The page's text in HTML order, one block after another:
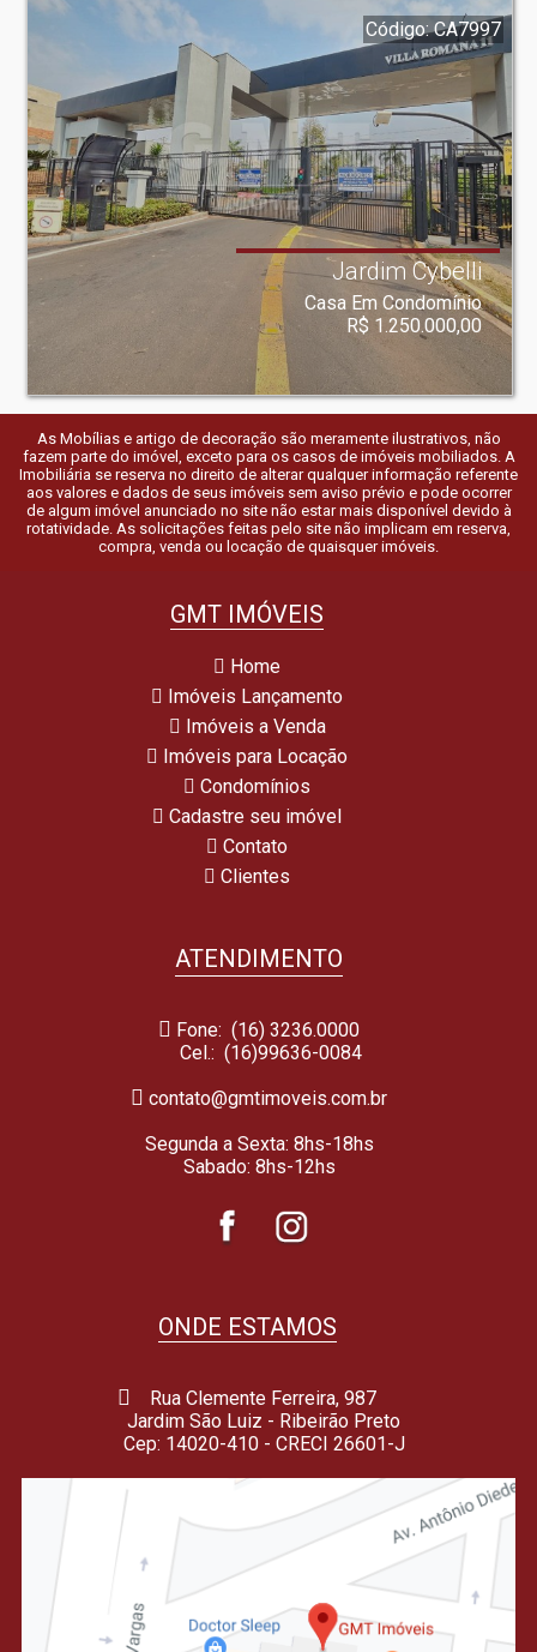
Código: CA7997
Jardim Cybelli
Casa Em Condomínio
R$ 1.250.000,00
As Mobílias e artigo de decoração são meramente ilustrativos, não
fazem parte do imóvel, exceto para os casos de imóveis mobiliados. A
Imobiliária se reserva no direito de alterar qualquer informação referente
aos valores e dados de seus imóveis sem aviso prévio e pode ocorrer
de algum imóvel anunciado no site não estar mais disponível devido à
rotatividade. As solicitações feitas pelo site não implicam em reserva,
compra, venda ou locação de quaisquer imóveis.
GMT IMÓVEIS
Home
Imóveis Lançamento
Imóveis a Venda
Imóveis para Locação
Condomínios
Cadastre seu imóvel
Contato
Clientes
ATENDIMENTO
Fone: (16) 3236.0000
Cel.:(16)99636-0084
contato@gmtimoveis.com.br
Segunda a Sexta: 8hs-18hs
Sabado: 8hs-12hs
ONDE ESTAMOS
Rua Clemente Ferreira, 987
Jardim São Luiz - Ribeirão Preto
Cep: 14020-410 - CRECI 26601-J